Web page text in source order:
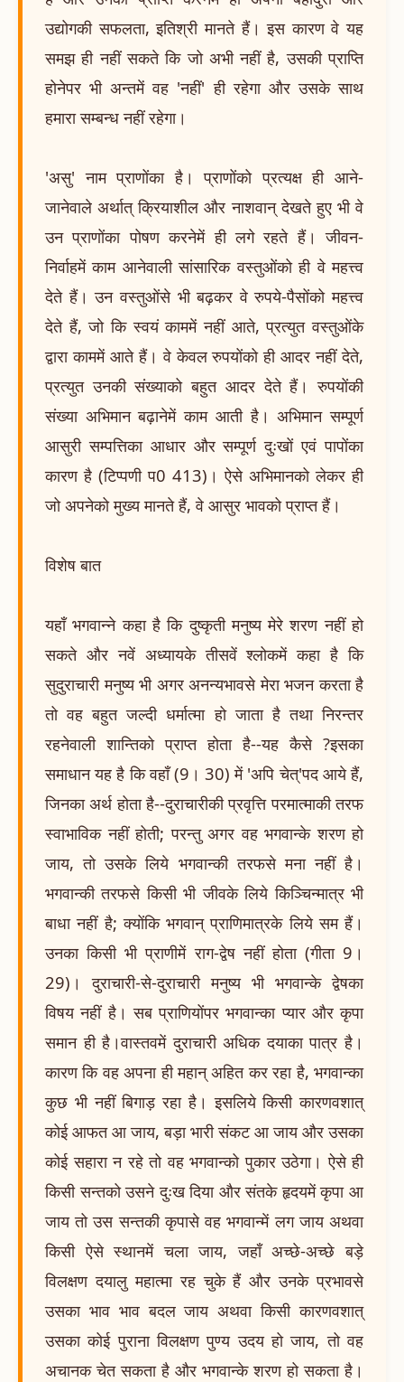
उद्योगकी सफलता, इतिश्री मानते हैं। इस कारण वे यह
समझ ही नहीं सकते कि जो अभी नहीं है, उसकी प्राप्ति
होनेपर भी अन्तमें वह 'नहीं' ही रहेगा और उसके साथ
हमारा सम्बन्ध नहीं रहेगा।
'असु' नाम प्राणोंका है। प्राणोंको प्रत्यक्ष ही आने-
जानेवाले अर्थात् क्रियाशील और नाशवान् देखते हुए भी वे
उन प्राणोंका पोषण करनेमें ही लगे रहते हैं। जीवन-
निर्वाहमें काम आनेवाली सांसारिक वस्तुओंको ही वे महत्त्व
देते हैं। उन वस्तुओंसे भी बढ़कर वे रुपये-पैसोंको महत्त्व
देते हैं, जो कि स्वयं काममें नहीं आते, प्रत्युत वस्तुओंके
द्वारा काममें आते हैं। वे केवल रुपयोंको ही आदर नहीं देते,
प्रत्युत उनकी संख्याको बहुत आदर देते हैं। रुपयोंकी
संख्या अभिमान बढ़ानेमें काम आती है। अभिमान सम्पूर्ण
आसुरी सम्पत्तिका आधार और सम्पूर्ण दुःखों एवं पापोंका
कारण है (टिप्पणी प0 413)। ऐसे अभिमानको लेकर ही
जो अपनेको मुख्य मानते हैं, वे आसुर भावको प्राप्त हैं।
विशेष बात
यहाँ भगवान्ने कहा है कि दुष्कृती मनुष्य मेरे शरण नहीं हो
सकते और नवें अध्यायके तीसवें श्लोकमें कहा है कि
सुदुराचारी मनुष्य भी अगर अनन्यभावसे मेरा भजन करता है
तो वह बहुत जल्दी धर्मात्मा हो जाता है तथा निरन्तर
रहनेवाली शान्तिको प्राप्त होता है--यह कैसे ?इसका
समाधान यह है कि वहाँ (9। 30) में 'अपि चेत्'पद आये हैं,
जिनका अर्थ होता है--दुराचारीकी प्रवृत्ति परमात्माकी तरफ
स्वाभाविक नहीं होती; परन्तु अगर वह भगवान्के शरण हो
जाय, तो उसके लिये भगवान्की तरफसे मना नहीं है।
भगवान्की तरफसे किसी भी जीवके लिये किञ्चिन्मात्र भी
बाधा नहीं है; क्योंकि भगवान् प्राणिमात्रके लिये सम हैं।
उनका किसी भी प्राणीमें राग-द्वेष नहीं होता (गीता 9।
29)। दुराचारी-से-दुराचारी मनुष्य भी भगवान्के द्वेषका
विषय नहीं है। सब प्राणियोंपर भगवान्का प्यार और कृपा
समान ही है।वास्तवमें दुराचारी अधिक दयाका पात्र है।
कारण कि वह अपना ही महान् अहित कर रहा है, भगवान्का
कुछ भी नहीं बिगाड़ रहा है। इसलिये किसी कारणवशात्
कोई आफत आ जाय, बड़ा भारी संकट आ जाय और उसका
कोई सहारा न रहे तो वह भगवान्को पुकार उठेगा। ऐसे ही
किसी सन्तको उसने दुःख दिया और संतके हृदयमें कृपा आ
जाय तो उस सन्तकी कृपासे वह भगवान्में लग जाय अथवा
किसी ऐसे स्थानमें चला जाय, जहाँ अच्छे-अच्छे बड़े
विलक्षण दयालु महात्मा रह चुके हैं और उनके प्रभावसे
उसका भाव भाव बदल जाय अथवा किसी कारणवशात्
उसका कोई पुराना विलक्षण पुण्य उदय हो जाय, तो वह
अचानक चेत सकता है और भगवान्के शरण हो सकता है।